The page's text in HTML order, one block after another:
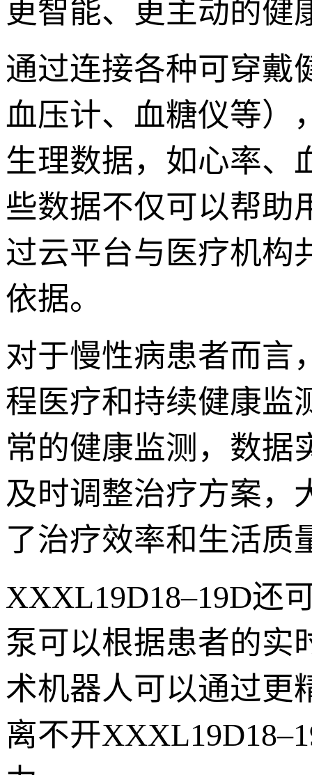
更智能、更主动的健
通过连接各种可穿戴
血压计、血糖仪等）
生理数据，如心率、
些数据不仅可以帮助
过云平台与医疗机构
依据。
对于慢性病患者而言
程医疗和持续健康监
常的健康监测，数据
及时调整治疗方案，
了治疗效率和生活质
XXXL19D18–19D还
泵可以根据患者的实
术机器人可以通过更
离不开